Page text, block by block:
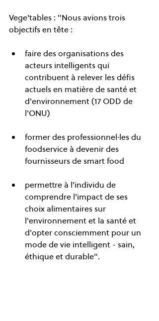
Vege'tables : "Nous avions trois
objectifs en tête :
faire des organisations des
acteurs intelligents qui
contribuent à relever les défis
actuels en matière de santé et
d'environnement (17 ODD de
l'ONU)
former des professionnel·les du
foodservice à devenir des
fournisseurs de smart food
permettre à l'individu de
comprendre l'impact de ses
choix alimentaires sur
l'environnement et la santé et
d'opter consciemment pour un
mode de vie intelligent - sain,
éthique et durable".